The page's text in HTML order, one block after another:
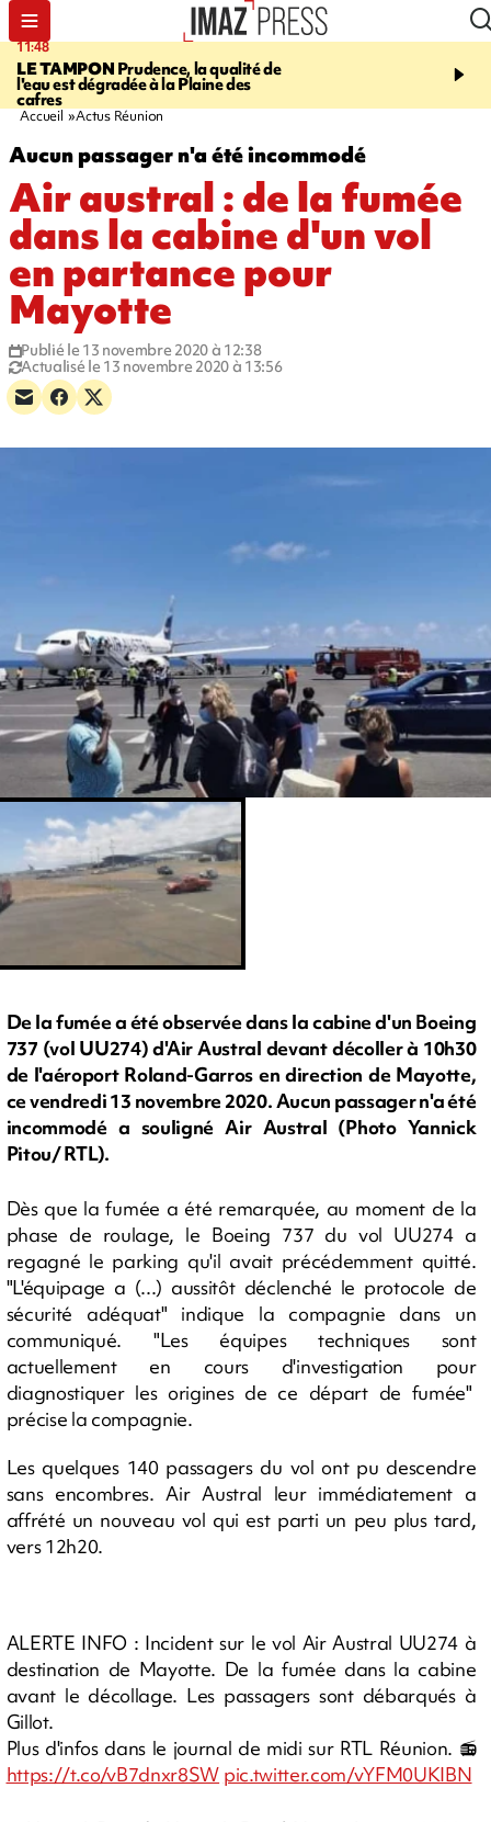
11:48
LE TAMPON Prudence, la qualité de
l'eau est dégradée à la Plaine des
cafres
12:48
Cap Lahoussaye du 10
Accueil Actus Réunion
Aucun passager n'a été incommodé
Air austral : de la fumée
dans la cabine d'un vol
en partance pour
Mayotte
Publié le 13 novembre 2020 à 12:38
Actualisé le 13 novembre 2020 à 13:56
De la fumée a été observée dans la cabine d'un Boeing
737 (vol UU274) d'Air Austral devant décoller à 10h30
de l'aéroport Roland-Garros en direction de Mayotte,
ce vendredi 13 novembre 2020. Aucun passager n'a été
incommodé a souligné Air Austral (Photo Yannick
Pitou/ RTL).
Dès que la fumée a été remarquée, au moment de la
phase de roulage, le Boeing 737 du vol UU274 a
regagné le parking qu'il avait précédemment quitté.
"L'équipage a (...) aussitôt déclenché le protocole de
sécurité adéquat" indique la compagnie dans un
communiqué. "Les équipes techniques sont
actuellement en cours d'investigation pour
diagnostiquer les origines de ce départ de fumée"
précise la compagnie.
Les quelques 140 passagers du vol ont pu descendre
sans encombres. Air Austral leur immédiatement a
affrété un nouveau vol qui est parti un peu plus tard,
vers 12h20.
ALERTE INFO : Incident sur le vol Air Austral UU274 à
destination de Mayotte. De la fumée dans la cabine
avant le décollage. Les passagers sont débarqués à
Gillot.
Plus d'infos dans le journal de midi sur RTL Réunion. 📻
https://t.co/vB7dnxr8SW pic.twitter.com/vYFM0UKIBN